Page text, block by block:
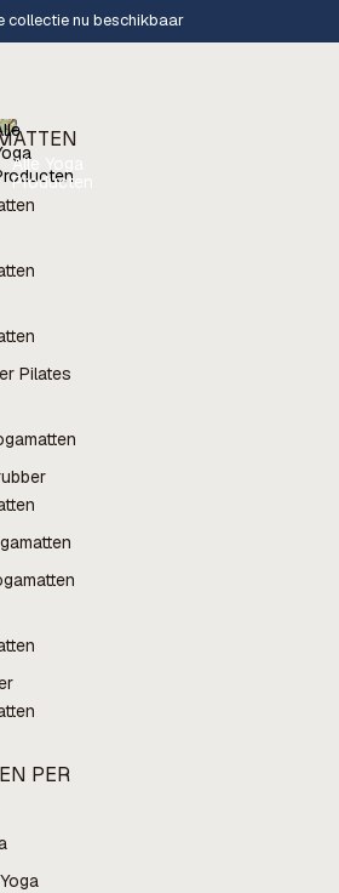
collectie nu beschikbaar
Pilates
PER
Alle Yoga
Producten